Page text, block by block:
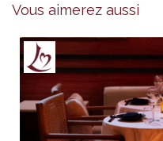
Vous aimerez aussi